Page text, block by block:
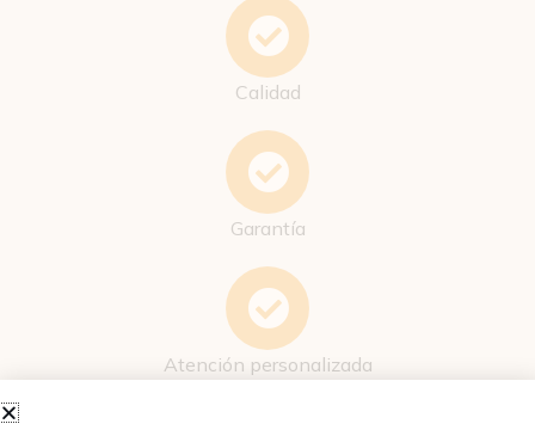
Calidad
Garantía
Atención personalizada